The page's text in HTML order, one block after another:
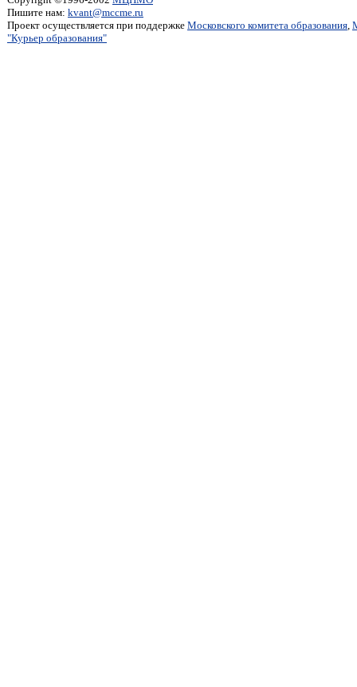
Пишите нам: kvant@mccme.ru
Проект осуществляется при поддержке Московского комитета образования,
"Курьер образования"